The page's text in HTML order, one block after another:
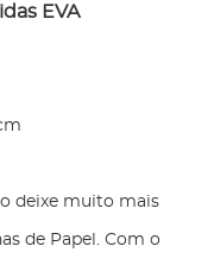
EVA
deixe muito mais
de Papel. Com o